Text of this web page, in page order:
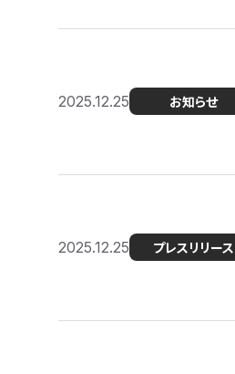
2025.12.25 お知らせ
2025.12.25 プレスリリース